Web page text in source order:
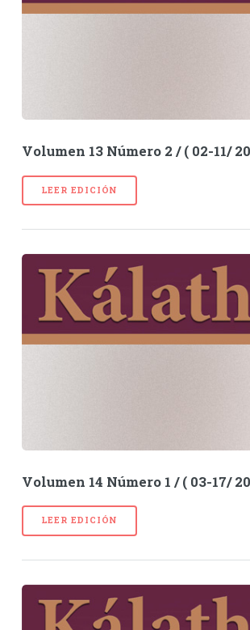
Volumen 13 Número 2 / ( 02-11/
LEER EDICIÓN
Volumen 14 Número 1 / ( 03-17/
LEER EDICIÓN